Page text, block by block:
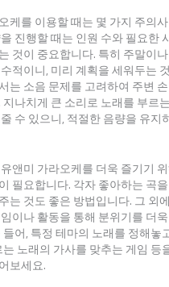
케를 이용할 때는 몇 가지 주의
진행할 때는 인원 수와 필요한
것이 중요합니다. 특히 주말이
적이니, 미리 계획을 세워두는
는 소음 문제를 고려하여 주변
나치게 큰 소리로 노래를 부르
수 있으니, 적절한 음량을 유지
앤미 가라오케를 더욱 즐기기
필요합니다. 각자 좋아하는 곡
는 것도 좋은 방법입니다. 그 외
이나 활동을 통해 분위기를 더
어, 특정 테마의 노래를 정해놓
노래의 가사를 맞추는 게임 등
보세요.